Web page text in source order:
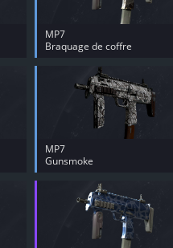
MP7
Braquage de coffre
MP7
Gunsmoke